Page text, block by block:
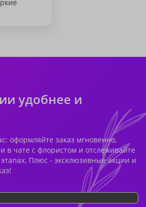
удобнее и
оформляйте заказ мгновенно,
в чате с флористом и отслеживайте
Плюс - эксклюзивные акции и